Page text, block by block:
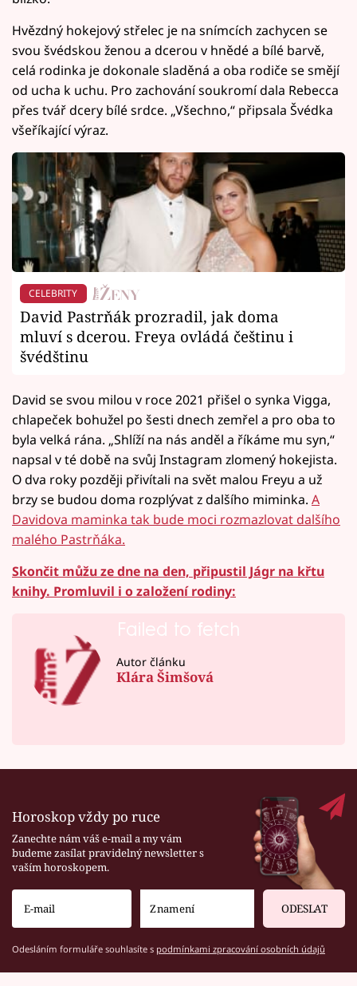
Hvězdný hokejový střelec je na snímcích zachycen se
svou švédskou ženou a dcerou v hnědé a bílé barvě,
celá rodinka je dokonale sladěná a oba rodiče se smějí
od ucha k uchu. Pro zachování soukromí dala Rebecca
přes tvář dcery bílé srdce. „Všechno,“ připsala Švédka
všeříkající výraz.
CELEBRITY
David Pastrňák prozradil, jak doma
mluví s dcerou. Freya ovládá češtinu i
švédštinu
David se svou milou v roce 2021 přišel o synka Vigga,
chlapeček bohužel po šesti dnech zemřel a pro oba to
byla velká rána. „Shlíží na nás anděl a říkáme mu syn,“
napsal v té době na svůj Instagram zlomený hokejista.
O dva roky později přivítali na svět malou Freyu a už
brzy se budou doma rozplývat z dalšího miminka. A
Davidova maminka tak bude moci rozmazlovat dalšího
malého Pastrňáka.
Skončit můžu ze dne na den, připustil Jágr na křtu
knihy. Promluvil i o založení rodiny:
Failed to fetch
Autor článku
Klára Šimšová
Horoskop vždy po ruce
Zanechte nám váš e-mail a my vám
budeme zasílat pravidelný newsletter s
vaším horoskopem.
ODESLAT
Odesláním formuláře souhlasíte s podmínkami zpracování osobních údajů